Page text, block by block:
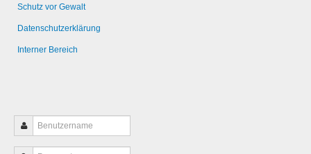
Schutz vor Gewalt
Datenschutzerklärung
Interner Bereich